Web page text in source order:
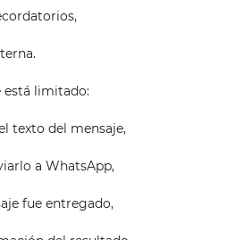
está limitado:
texto del mensaje,
a WhatsApp,
fue entregado,